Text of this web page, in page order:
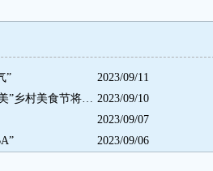
”
2023/09/11
助阵“村BA”邀您乐享烟火气 永和西坑：首届“永和美”乡村美食节将开启 2023/09/10
2023/09/07
2023/09/06